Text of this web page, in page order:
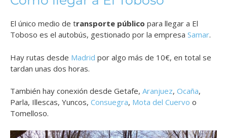
El único medio de transporte público para llegar a El
Toboso es el autobús, gestionado por la empresa Samar.
Hay rutas desde Madrid por algo más de 10€, en total se
tardan unas dos horas.
También hay conexión desde Getafe, Aranjuez, Ocaña,
Parla, Illescas, Yuncos, Consuegra, Mota del Cuervo o
Tomelloso.